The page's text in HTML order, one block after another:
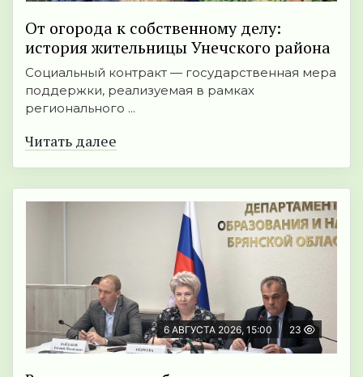
От огорода к собственному делу:
история жительницы Унечского района
Социальный контракт — государственная мера
поддержки, реализуемая в рамках
регионального ...
Читать далее
6 АВГУСТА 2026, 15:00 23